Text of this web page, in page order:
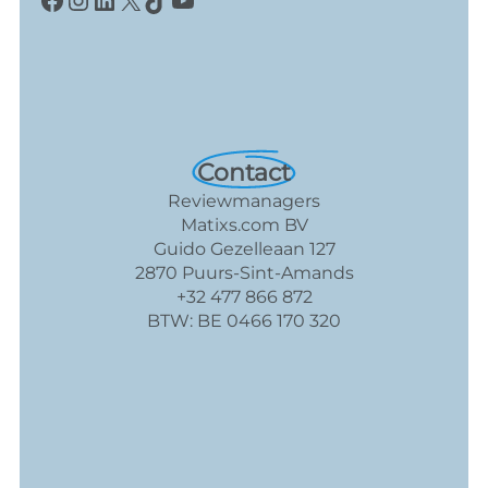
Contact
Reviewmanagers
Matixs.com BV
Guido Gezelleaan 127
2870 Puurs-Sint-Amands
+32 477 866 872
BTW: BE 0466 170 320